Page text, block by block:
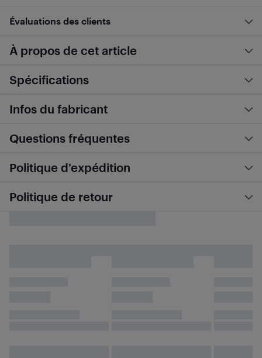
Évaluations des clients
À propos de cet article
Spécifications
Infos du fabricant
Questions fréquentes
Politique d’expédition
Politique de retour